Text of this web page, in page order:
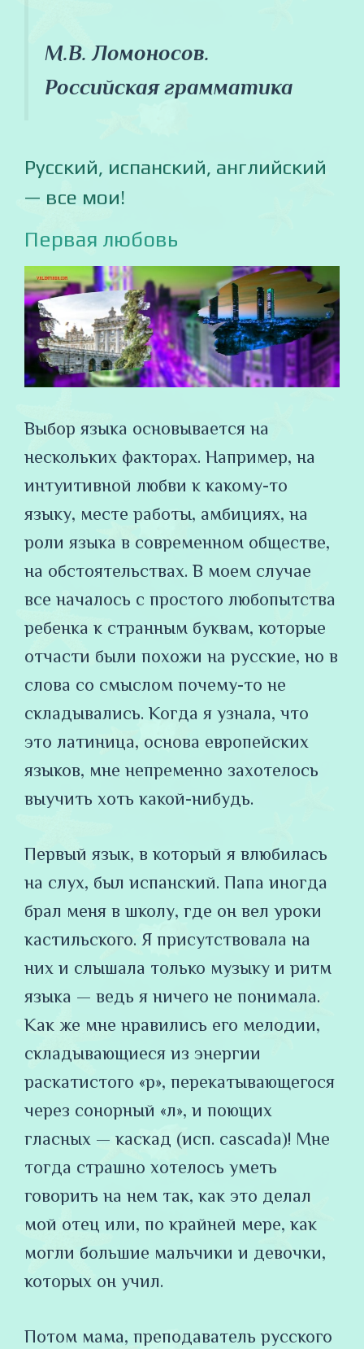
М.В. Ломоносов.
Российская грамматика
Русский, испанский, английский
— все мои!
Первая любовь
Выбор языка основывается на
нескольких факторах. Например, на
интуитивной любви к какому-то
языку, месте работы, амбициях, на
роли языка в современном обществе,
на обстоятельствах. В моем случае
все началось с простого любопытства
ребенка к странным буквам, которые
отчасти были похожи на русские, но в
слова со смыслом почему-то не
складывались. Когда я узнала, что
это латиница, основа европейских
языков, мне непременно захотелось
выучить хоть какой-нибудь.
Первый язык, в который я влюбилась
на слух, был испанский. Папа иногда
брал меня в школу, где он вел уроки
кастильского. Я присутствовала на
них и слышала только музыку и ритм
языка — ведь я ничего не понимала.
Как же мне нравились его мелодии,
складывающиеся из энергии
раскатистого «р», перекатывающегося
через сонорный «л», и поющих
гласных — каскад (исп. cascada)! Мне
тогда страшно хотелось уметь
говорить на нем так, как это делал
мой отец или, по крайней мере, как
могли большие мальчики и девочки,
которых он учил.
Потом мама, преподаватель русского